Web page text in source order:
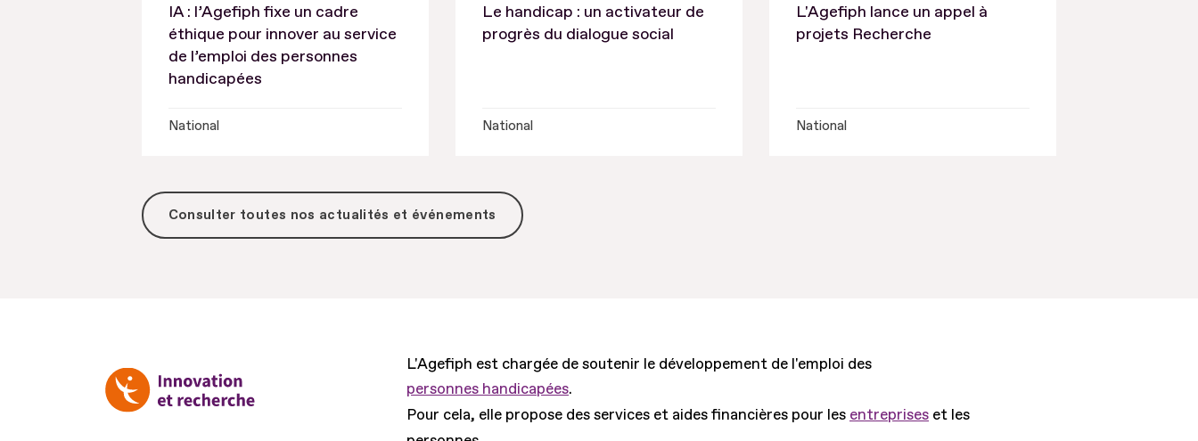
IA : l’Agefiph fixe un cadre
éthique pour innover au service
de l’emploi des personnes
handicapées
National
Le handicap : un activateur de
progrès du dialogue social
National
L'Agefiph lance un appel à
projets Recherche
National
Consulter toutes nos actualités et événements
L'Agefiph est chargée de soutenir le développement de l'emploi des
personnes handicapées.
Pour cela, elle propose des services et aides financières pour les entreprises et les